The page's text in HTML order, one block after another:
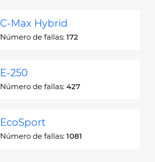
C-Max Hybrid
Número de fallas: 172
E-250
Número de fallas: 427
EcoSport
Número de fallas: 1081